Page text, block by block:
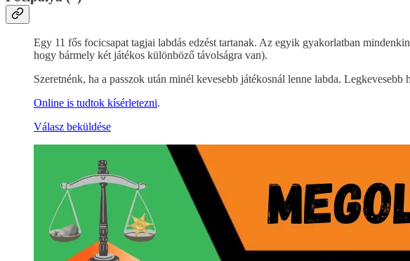
Egy 11 fős focicsapat tagjai labdás edzést tartanak. Az egyik gyakorlatban
hogy bármely két játékos különböző távolságra van).
Szeretnénk, ha a passzok után minél kevesebb játékosnál lenne labda. Legkevesebb
Online is tudtok kísérletezni.
Válasz beküldése